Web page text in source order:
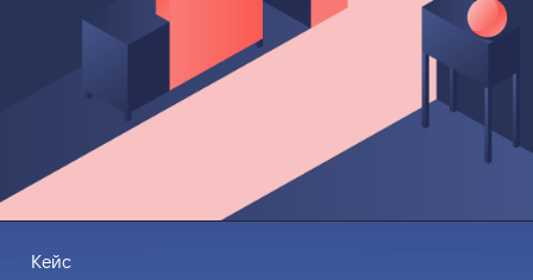
Кейс